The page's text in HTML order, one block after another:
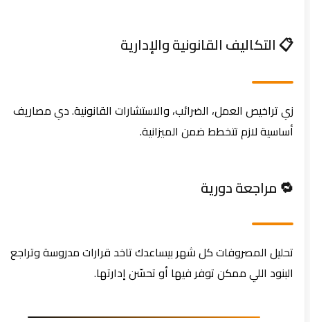
📋 التكاليف القانونية والإدارية
زي تراخيص العمل، الضرائب، والاستشارات القانونية. دي مصاريف
أساسية لازم تتخطط ضمن الميزانية.
🔁 مراجعة دورية
تحليل المصروفات كل شهر بيساعدك تاخد قرارات مدروسة وتراجع
البنود اللي ممكن توفر فيها أو تحسّن إدارتها.